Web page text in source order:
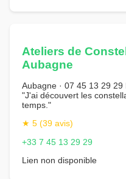
Ateliers de
Aubagne
Aubagne · 07 45 13 29 29
"J'ai découvert les
temps."
★ 5 (39 avis)
+33 7 45 13 29 29
Lien non disponible